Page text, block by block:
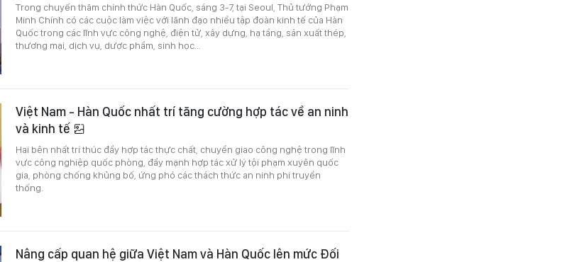
Trong chuyến thăm chính thức Hàn Quốc, sáng 3-7, tại Seoul, Thủ tướng Phạm
Minh Chính có các cuộc làm việc với lãnh đạo nhiều tập đoàn kinh tế của Hàn
Quốc trong các lĩnh vực công nghệ, điện tử, xây dựng, hạ tầng, sản xuất thép,
thương mại, dịch vụ, dược phẩm, sinh học…
Việt Nam - Hàn Quốc nhất trí tăng cường hợp tác về an ninh
và kinh tế
Hai bên nhất trí thúc đẩy hợp tác thực chất, chuyển giao công nghệ trong lĩnh
vực công nghiệp quốc phòng, đẩy mạnh hợp tác xử lý tội phạm xuyên quốc
gia, phòng chống khủng bố, ứng phó các thách thức an ninh phi truyền
thống.
Nâng cấp quan hệ giữa Việt Nam và Hàn Quốc lên mức Đối